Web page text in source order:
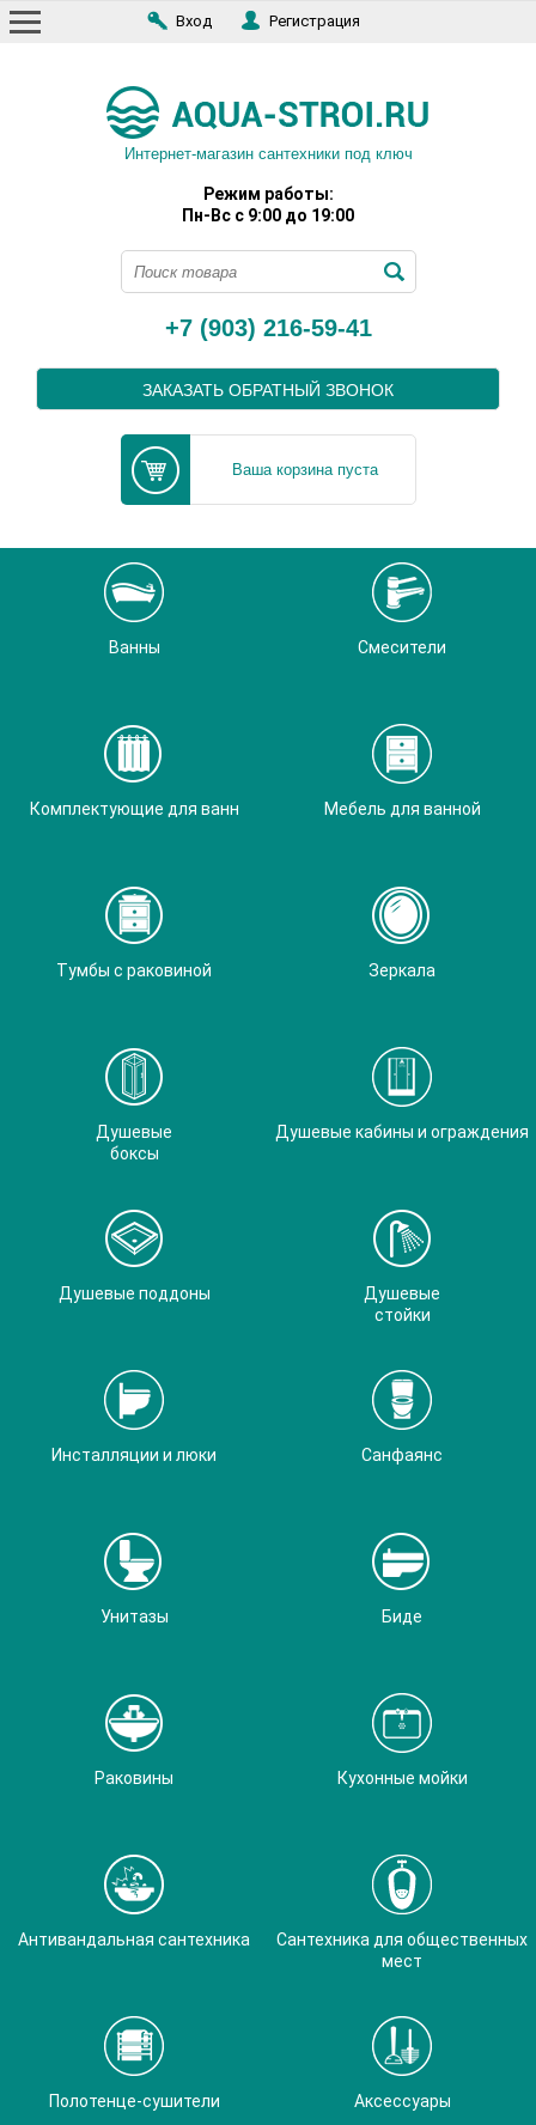
Вход Регистрация
Интернет-магазин сантехники под ключ
Режим работы:
Пн-Вс с 9:00 до 19:00
+7 (903) 216-59-41
ЗАКАЗАТЬ ОБРАТНЫЙ ЗВОНОК
Ваша корзина пуста
Ванны Смесители
Комплектующие для ванн Мебель для ванной
Тумбы с раковиной Зеркала
Душевые
боксы
Душевые кабины и ограждения
Душевые поддоны
Душевые
стойки
Инсталляции и люки Санфаянс
Унитазы Биде
Раковины Кухонные мойки
Антивандальная сантехника
Сантехника для общественных
мест
Полотенце-сушители Аксессуары